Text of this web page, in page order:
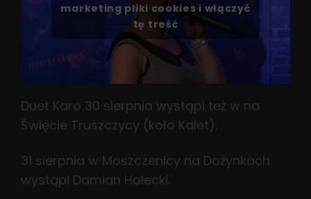
marketing pliki cookies i włączyć
tę treść
Duet Karo 30 sierpnia wystąpi też w na
Święcie Truszczycy (koło Kalet).
31 sierpnia w Moszczenicy na Dożynkach
wystąpi Damian Holecki.